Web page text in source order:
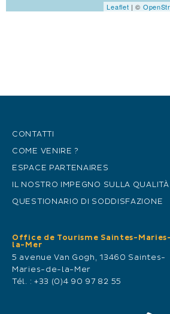
Leaflet | ©
CONTATTI
COME VENIRE ?
ESPACE PARTENAIRES
IL NOSTRO IMPEGNO SULLA QUALITÀ
QUESTIONARIO DI SODDISFAZIONE
Office de Tourisme Saintes-
la-Mer
5 avenue Van Gogh, 13460 Saintes-
Maries-de-la-Mer
Tél. : +33 (0)4 90 97 82 55